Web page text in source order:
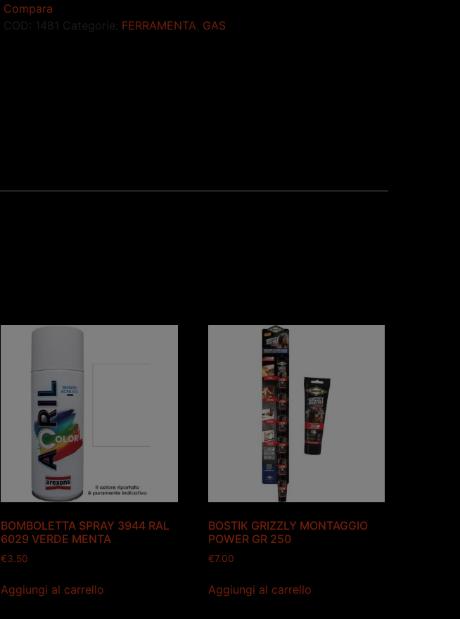
Compara
COD: 1481 Categorie: FERRAMENTA GAS
BOMBOLETTA SPRAY 3944 RAL
6029 VERDE MENTA
€3.50
Aggiungi al carrello
BOSTIK GRIZZLY MONTAGGIO
POWER GR 250
€7.00
Aggiungi al carrello